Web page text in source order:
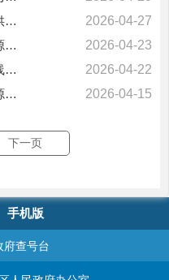
湖南湘江新区居民住宅小区二次供水水质监测项目竞争性磋商公告
2026-04-27
湖南湘江新区管理委员会自然资源和规划局湘江新区2026年建设项目使用林...
2026-04-23
湖南湘江新区乡镇污水处理厂在线监测设备设施运维服务项目竞争性磋商公告
2026-04-22
湖南湘江新区管理委员会自然资源和规划局湘江西岸风貌管控研究成交结果公告
2026-04-15
下一页
手机版
府查号台